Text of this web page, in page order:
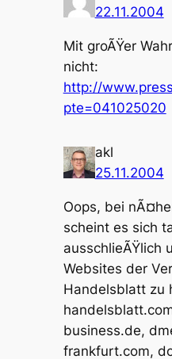
22.11.2004
Mit groÃŸer
nicht:
http://
pte=041025020
akl
25.11.2004
Oops, bei
scheint es sich
ausschlieÃŸlich
Websites der
Handelsblatt zu
business.de,
frankfurt.com,